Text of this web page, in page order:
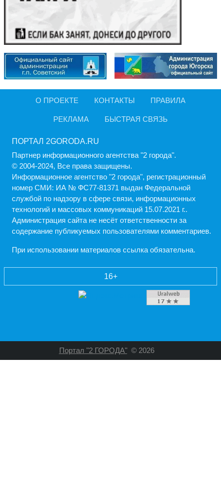
О ПРОЕКТЕ КОНТАКТЫ ПРАВИЛА
РЕКЛАМА БЫСТРАЯ СВЯЗЬ
ПОРТАЛ 2GORODA.RU
Партнер информационного агентства "2 города".
© 2004-2024, Все права защищены.
Информационное агентство "2 города", регистрационный
номер СМИ: ИА № ФС77-81371 выдан Федеральной
службой по надзору в сфере связи, информационных
технологий и массовых коммуникаций 15.07.2021 г..
Администрация cайта не несёт ответственности за
содержание публикуемых пользователями комментариев.
При использовании материалов ссылка обязательна.
16+
Портал "2 ГОРОДА" © 2026